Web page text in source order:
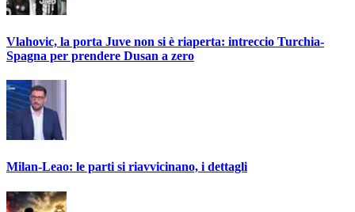
Vlahovic, la porta Juve non si è riaperta: intreccio Turchia-
Spagna per prendere Dusan a zero
Milan-Leao: le parti si riavvicinano, i dettagli